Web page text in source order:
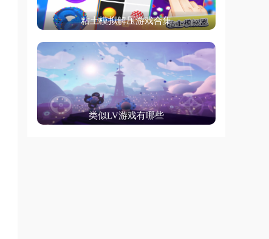
粘土模拟解压游戏合集
类似LV游戏有哪些